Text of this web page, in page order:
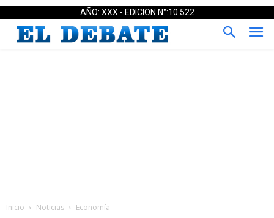
AÑO: XXX - EDICION N°:10.522
Inicio Noticias Economía